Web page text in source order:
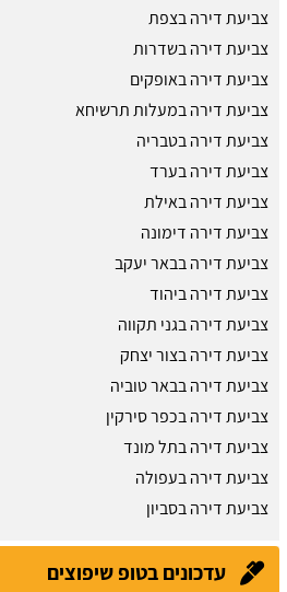
צביעת דירה בצפת
צביעת דירה בשדרות
צביעת דירה באופקים
צביעת דירה במעלות תרשיחא
צביעת דירה בטבריה
צביעת דירה בערד
צביעת דירה באילת
צביעת דירה דימונה
צביעת דירה בבאר יעקב
צביעת דירה ביהוד
צביעת דירה בגני תקווה
צביעת דירה בצור יצחק
צביעת דירה בבאר טוביה
צביעת דירה בכפר סירקין
צביעת דירה בתל מונד
צביעת דירה בעפולה
צביעת דירה בסביון
עדכונים בטופ שיפוצים
חוזה קבלן שלד:מידע והורדת הסכם